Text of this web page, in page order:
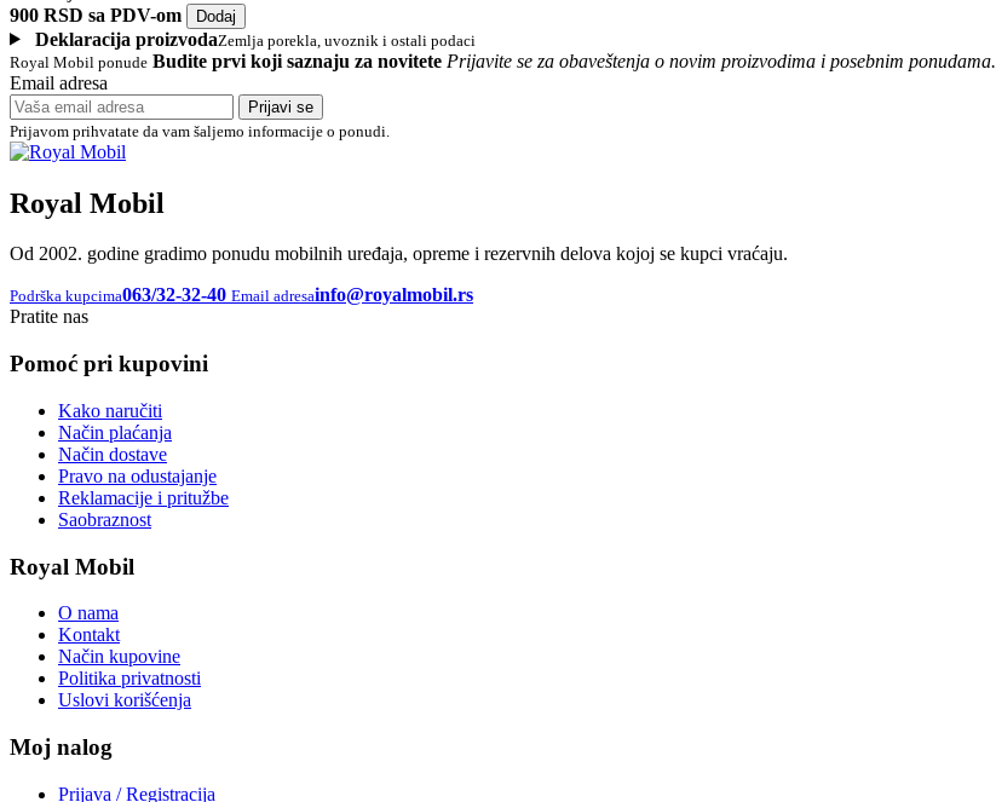
900 RSD sa PDV-om
Dodaj
Deklaracija proizvodaZemlja porekla, uvoznik i ostali podaci
Royal Mobil ponude Budite prvi koji saznaju za novitete Prijavite se za obaveštenja o novim proizvodima i posebnim ponudama.
Email adresa
Prijavi se
Prijavom prihvatate da vam šaljemo informacije o ponudi.
Royal Mobil
Od 2002. godine gradimo ponudu mobilnih uređaja, opreme i rezervnih delova kojoj se kupci vraćaju.
Podrška kupcima063/32-32-40 Email adresainfo@royalmobil.rs
Pratite nas
Pomoć pri kupovini
Kako naručiti
Način plaćanja
Način dostave
Pravo na odustajanje
Reklamacije i pritužbe
Saobraznost
Royal Mobil
O nama
Kontakt
Način kupovine
Politika privatnosti
Uslovi korišćenja
Moj nalog
Prijava / Registracija